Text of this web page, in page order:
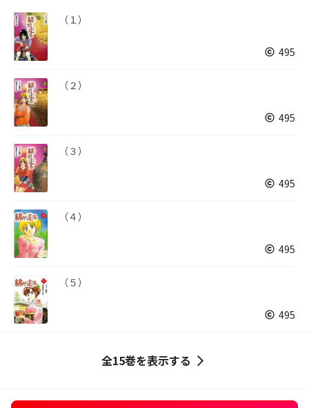
（１）
495
（２）
495
（３）
495
（４）
495
（５）
495
全15巻を表示する